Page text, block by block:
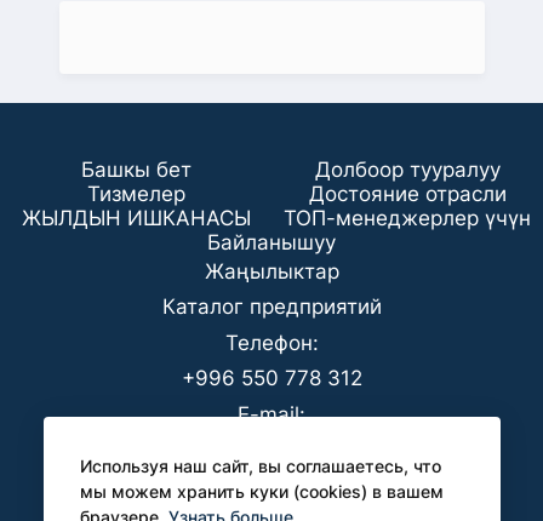
Используя наш сайт, вы соглашаетесь, что
мы можем хранить куки (cookies) в вашем
Башкы бет
Долбоор тууралуу
Тизмелер
Достояние отрасли
ЖЫЛДЫН ИШКАНАСЫ
ТОП-менеджерлер үчүн
Байланышуу
Жаңылыктар
Каталог предприятий
Телефон:
+996 550 778 312
E-mail:
БААК үчүн: